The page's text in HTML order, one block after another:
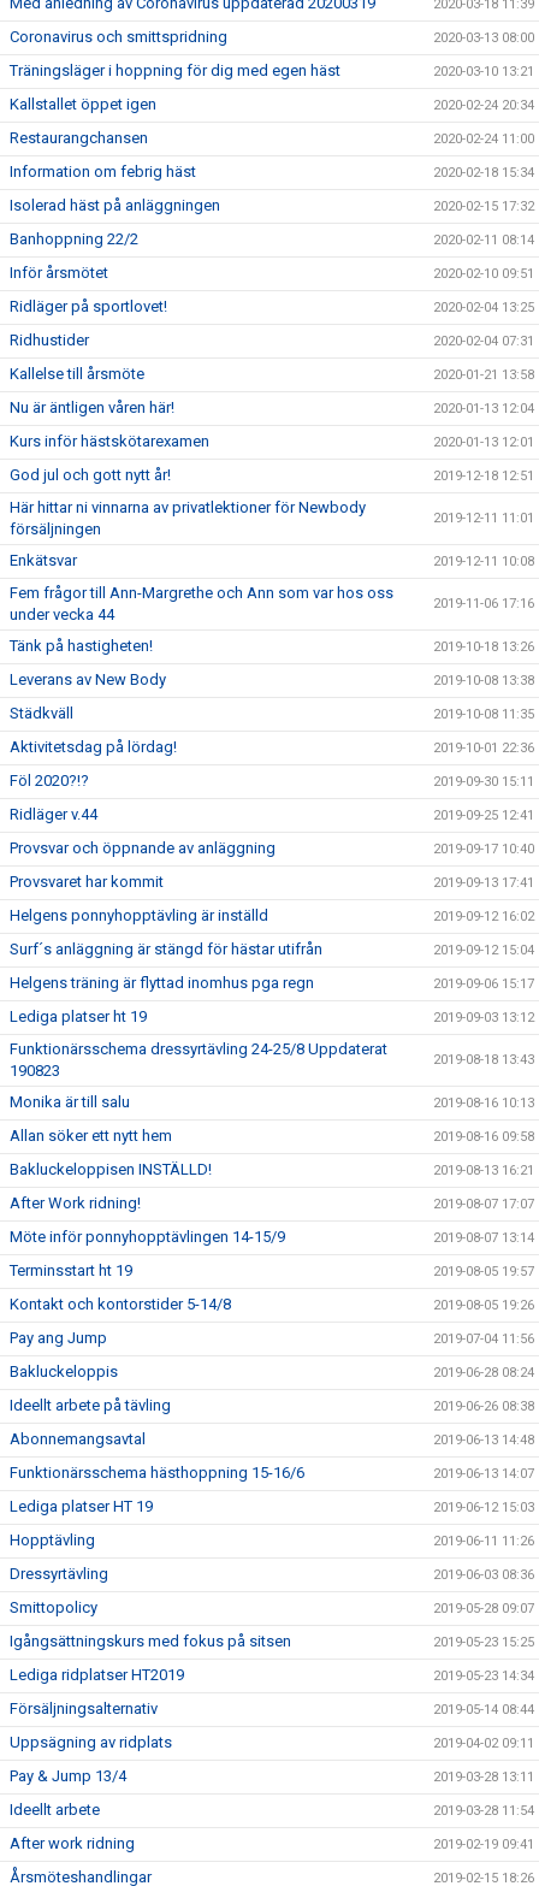
2020-03-18 11:39
Coronavirus och smittspridning 2020-03-13 08:00
Träningsläger i hoppning för dig med egen häst 2020-03-10 13:21
Kallstallet öppet igen 2020-02-24 20:34
Restaurangchansen 2020-02-24 11:00
Information om febrig häst 2020-02-18 15:34
Isolerad häst på anläggningen 2020-02-15 17:32
Banhoppning 22/2 2020-02-11 08:14
Inför årsmötet 2020-02-10 09:51
Ridläger på sportlovet! 2020-02-04 13:25
Ridhustider 2020-02-04 07:31
Kallelse till årsmöte 2020-01-21 13:58
Nu är äntligen våren här! 2020-01-13 12:04
Kurs inför hästskötarexamen 2020-01-13 12:01
God jul och gott nytt år! 2019-12-18 12:51
Här hittar ni vinnarna av privatlektioner för Newbody
försäljningen
2019-12-11 11:01
Enkätsvar 2019-12-11 10:08
Fem frågor till Ann-Margrethe och Ann som var hos oss
under vecka 44
2019-11-06 17:16
Tänk på hastigheten! 2019-10-18 13:26
Leverans av New Body 2019-10-08 13:38
Städkväll 2019-10-08 11:35
Aktivitetsdag på lördag! 2019-10-01 22:36
Föl 2020?!? 2019-09-30 15:11
Ridläger v.44 2019-09-25 12:41
Provsvar och öppnande av anläggning 2019-09-17 10:40
Provsvaret har kommit 2019-09-13 17:41
Helgens ponnyhopptävling är inställd 2019-09-12 16:02
Surf´s anläggning är stängd för hästar utifrån 2019-09-12 15:04
Helgens träning är flyttad inomhus pga regn 2019-09-06 15:17
Lediga platser ht 19 2019-09-03 13:12
Funktionärsschema dressyrtävling 24-25/8 Uppdaterat
190823
2019-08-18 13:43
Monika är till salu 2019-08-16 10:13
Allan söker ett nytt hem 2019-08-16 09:58
Bakluckeloppisen INSTÄLLD! 2019-08-13 16:21
After Work ridning! 2019-08-07 17:07
Möte inför ponnyhopptävlingen 14-15/9 2019-08-07 13:14
Terminsstart ht 19 2019-08-05 19:57
Kontakt och kontorstider 5-14/8 2019-08-05 19:26
Pay ang Jump 2019-07-04 11:56
Bakluckeloppis 2019-06-28 08:24
Ideellt arbete på tävling 2019-06-26 08:38
Abonnemangsavtal 2019-06-13 14:48
Funktionärsschema hästhoppning 15-16/6 2019-06-13 14:07
Lediga platser HT 19 2019-06-12 15:03
Hopptävling 2019-06-11 11:26
Dressyrtävling 2019-06-03 08:36
Smittopolicy 2019-05-28 09:07
Igångsättningskurs med fokus på sitsen 2019-05-23 15:25
Lediga ridplatser HT2019 2019-05-23 14:34
Försäljningsalternativ 2019-05-14 08:44
Uppsägning av ridplats 2019-04-02 09:11
Pay & Jump 13/4 2019-03-28 13:11
Ideellt arbete 2019-03-28 11:54
After work ridning 2019-02-19 09:41
Årsmöteshandlingar 2019-02-15 18:26